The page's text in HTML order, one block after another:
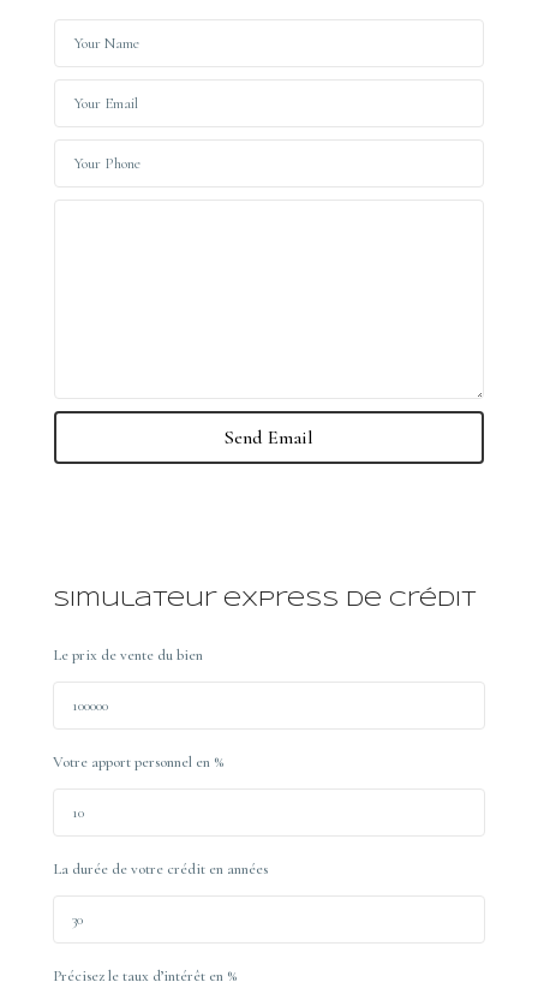
Simulateur express de crédit
Le prix de vente du bien
Votre apport personnel en %
La durée de votre crédit en années
Précisez le taux d’intérêt en %